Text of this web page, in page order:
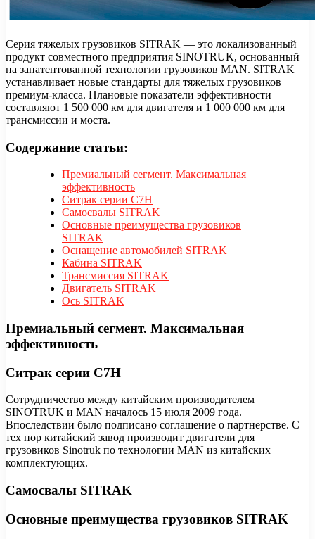
Серия тяжелых грузовиков SITRAK — это локализованный
продукт совместного предприятия SINOTRUK, основанный
на запатентованной технологии грузовиков MAN. SITRAK
устанавливает новые стандарты для тяжелых грузовиков
премиум-класса. Плановые показатели эффективности
составляют 1 500 000 км для двигателя и 1 000 000 км для
трансмиссии и моста.
Содержание статьи:
Премиальный сегмент. Максимальная
эффективность
Ситрак серии C7H
Самосвалы SITRAK
Основные преимущества грузовиков
SITRAK
Оснащение автомобилей SITRAK
Кабина SITRAK
Трансмиссия SITRAK
Двигатель SITRAK
Ось SITRAK
Премиальный сегмент. Максимальная
эффективность
Ситрак серии C7H
Сотрудничество между китайским производителем
SINOTRUK и MAN началось 15 июля 2009 года.
Впоследствии было подписано соглашение о партнерстве. С
тех пор китайский завод производит двигатели для
грузовиков Sinotruk по технологии MAN из китайских
комплектующих.
Самосвалы SITRAK
Основные преимущества грузовиков SITRAK